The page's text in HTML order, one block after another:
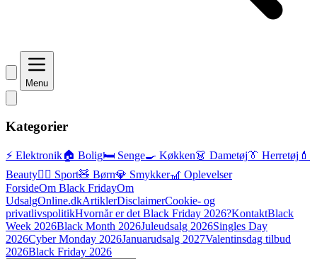
Menu
Kategorier
⚡ Elektronik🏠 Bolig🛏️ Senge🍳 Køkken👗 Dametøj👔 Herretøj 💄
Beauty🏃‍♂️ Sport🧸 Børn💎 Smykker🎢 Oplevelser
ForsideOm Black FridayOm
UdsalgOnline.dkArtiklerDisclaimerCookie- og
privatlivspolitikHvornår er det Black Friday 2026?KontaktBlack
Week 2026Black Month 2026Juleudsalg 2026Singles Day
2026Cyber Monday 2026Januarudsalg 2027Valentinsdag tilbud
2026Black Friday 2026